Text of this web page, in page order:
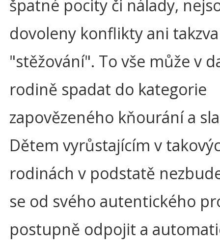
špatné pocity či nálady,
dovoleny konflikty ani
"stěžování". To vše může v
rodině spadat do kategorie
zapovězeného kňourání a
Dětem vyrůstajícím v
rodinách v podstatě
se od svého autentického
postupně odpojit a